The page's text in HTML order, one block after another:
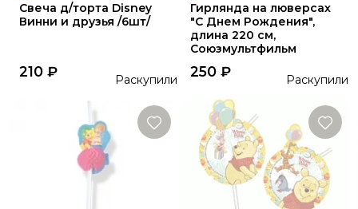
Свеча д/торта Disney
Винни и друзья /6шт/
210 ₽ Раскупили
Гирлянда на люверсах
"С Днем Рождения",
длина 220 см,
Союзмультфильм
250 ₽ Раскупили